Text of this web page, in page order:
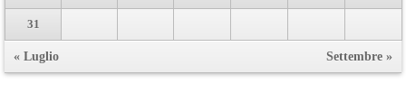
31
« Luglio Settembre »